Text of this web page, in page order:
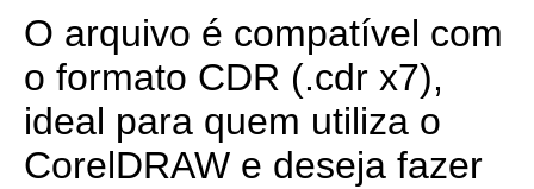
O arquivo é compatível com
o formato CDR (.cdr x7),
ideal para quem utiliza o
CorelDRAW e deseja fazer